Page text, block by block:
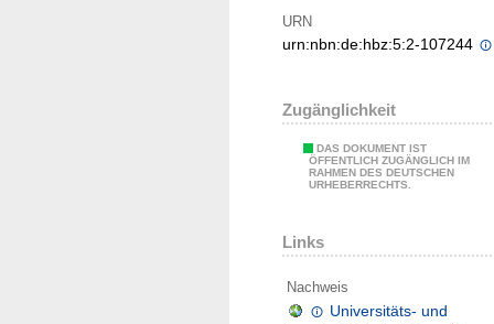
URN
urn:nbn:de:hbz:5:2-107244
Zugänglichkeit
DAS DOKUMENT IST
ÖFFENTLICH ZUGÄNGLICH IM
RAHMEN DES DEUTSCHEN
URHEBERRECHTS.
Links
Nachweis
Universitäts- und